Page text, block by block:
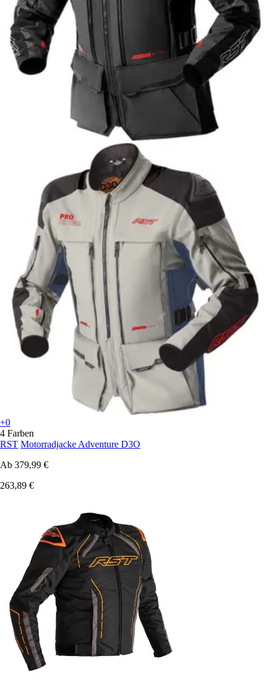
+0
4 Farben
RST Motorradjacke Adventure D3O
Ab 379,99 €
263,89 €